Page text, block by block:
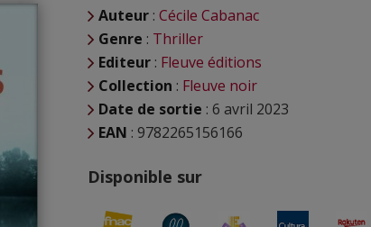
Auteur : Cécile Cabanac
Genre : Thriller
Editeur : Fleuve éditions
Collection : Fleuve noir
Date de sortie : 6 avril 2023
EAN : 9782265156166
Disponible sur